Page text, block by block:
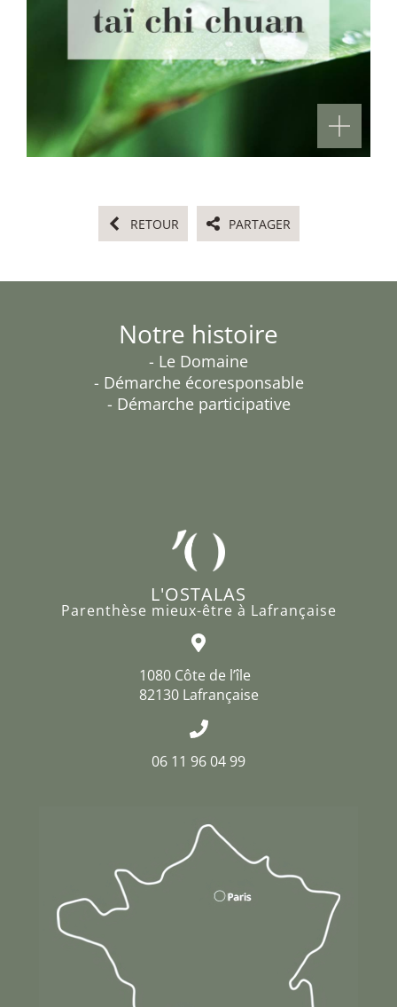
RETOUR PARTAGER
Notre histoire
- Le Domaine
- Démarche écoresponsable
- Démarche participative
L'OSTALAS
Parenthèse mieux-être à Lafrançaise
1080 Côte de l’île
82130 Lafrançaise
06 11 96 04 99